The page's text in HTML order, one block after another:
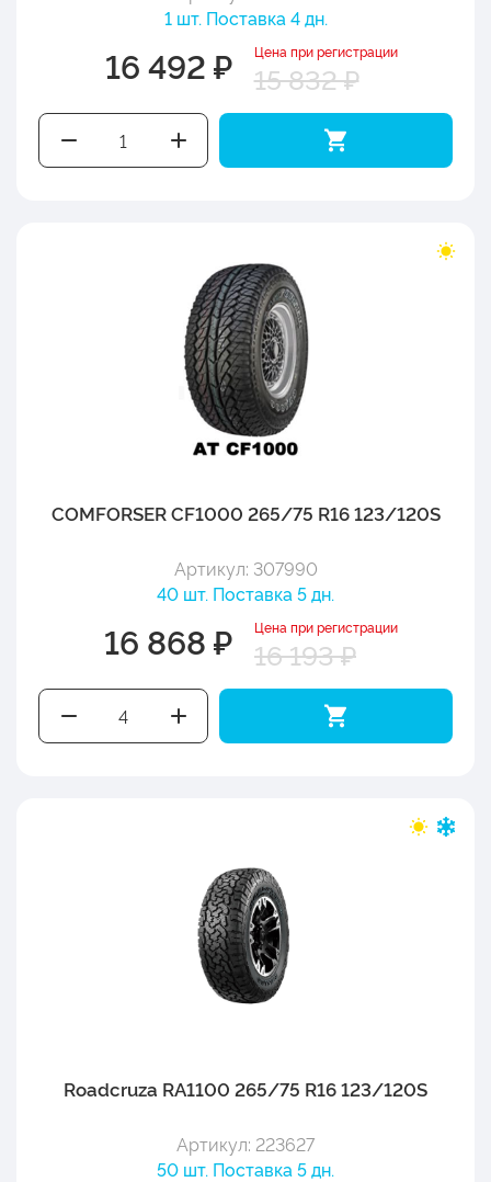
1 шт. Поставка 4 дн.
16 492 ₽ Цена при регистрации
15 832 ₽
COMFORSER CF1000 265/75 R16 123/120S
Артикул: 307990
40 шт. Поставка 5 дн.
16 868 ₽ Цена при регистрации
16 193 ₽
Roadcruza RA1100 265/75 R16 123/120S
Артикул: 223627
50 шт. Поставка 5 дн.